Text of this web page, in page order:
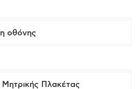
οθόνης
Πλακέτας